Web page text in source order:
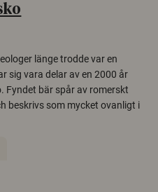
länge trodde var en
sig vara delar av en 2000 år
Fyndet bär spår av romerskt
beskrivs som mycket ovanligt i